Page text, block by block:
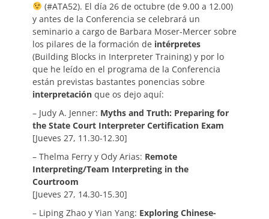
(#ATA52). El día 26 de octubre (de 9.00 a 12.00)
y antes de la Conferencia se celebrará un
seminario a cargo de Barbara Moser-Mercer sobre
los pilares de la formación de intérpretes
(Building Blocks in Interpreter Training) y por lo
que he leído en el programa de la Conferencia
están previstas bastantes ponencias sobre
interpretación que os dejo aquí:
– Judy A. Jenner: Myths and Truth: Preparing for
the State Court Interpreter Certification Exam
[Jueves 27, 11.30-12.30]
– Thelma Ferry y Ody Arias: Remote
Interpreting/Team Interpreting in the
Courtroom
[Jueves 27, 14.30-15.30]
– Liping Zhao y Yian Yang: Exploring Chinese-